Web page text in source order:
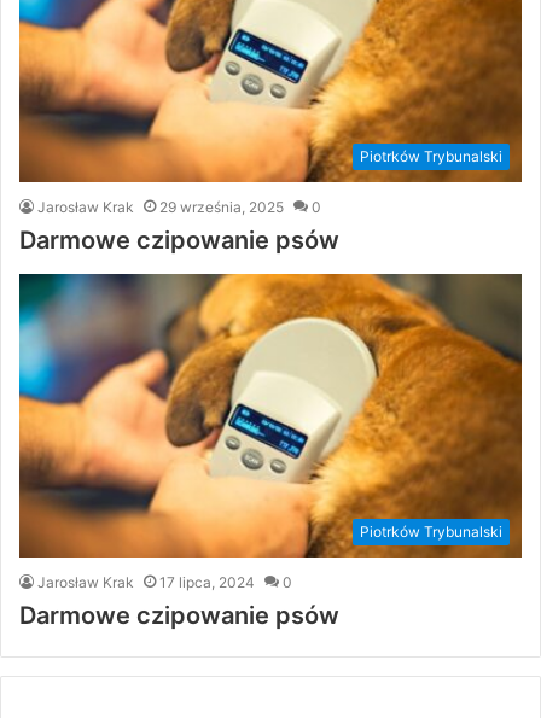
Piotrków Trybunalski
Jarosław Krak 29 września, 2025 0
Darmowe czipowanie psów
Piotrków Trybunalski
Jarosław Krak 17 lipca, 2024 0
Darmowe czipowanie psów